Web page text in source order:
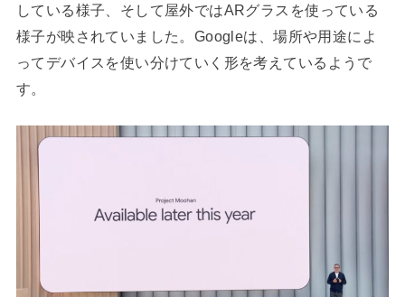
している様子、そして屋外ではARグラスを使っている
様子が映されていました。Googleは、場所や用途によ
ってデバイスを使い分けていく形を考えているようで
す。